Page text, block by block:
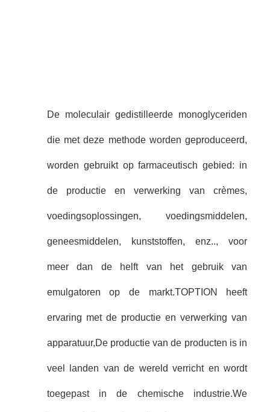
De moleculair gedistilleerde monoglyceriden
die met deze methode worden geproduceerd,
worden gebruikt op farmaceutisch gebied: in
de productie en verwerking van crèmes,
voedingsoplossingen, voedingsmiddelen,
geneesmiddelen, kunststoffen, enz.., voor
meer dan de helft van het gebruik van
emulgatoren op de markt.TOPTION heeft
ervaring met de productie en verwerking van
apparatuur,De productie van de producten is in
veel landen van de wereld verricht en wordt
toegepast in de chemische industrie.We